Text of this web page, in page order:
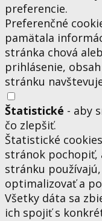
preferencie.
Preferenčné
pamätala
stránka chová
prihlásenie,
stránku
Štatistické - aby
čo zlepšiť.
Štatistické
stránok pochopiť,
stránku
optimalizovať a
Všetky dáta sa
ich spojiť s